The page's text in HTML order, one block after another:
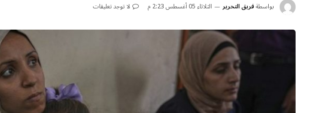
بواسطةفريق التحرير الثلاثاء 05 أغسطس 2:23 م لا توجد تعليقات